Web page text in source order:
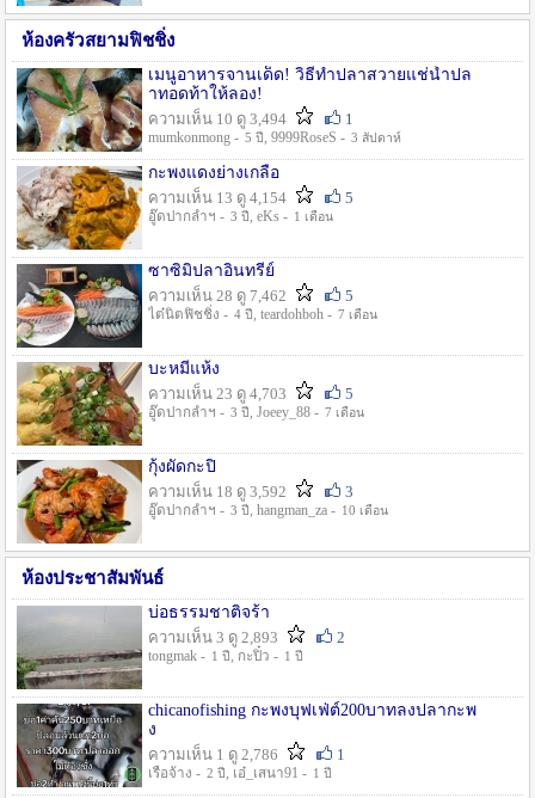
ห้องครัวสยามฟิชชิ่ง
เมนูอาหารจานเด็ด! วิธีทำปลาสวายแช่น้ำปล
าทอดท้าให้ลอง!
ความเห็น 10 ดู 3,494
1
mumkonmong - 5 ปี , 9999RoseS - 3 สัปดาห์
กะพงแดงย่างเกลือ
ความเห็น 13 ดู 4,154
5
อู๊ดปากลำฯ - 3 ปี , eKs - 1 เดือน
ซาซิมิปลาอินทรีย์
ความเห็น 28 ดู 7,462
5
ไต๋นิตฟิชชิ่ง - 4 ปี , teardohboh - 7 เดือน
บะหมี่แห้ง
ความเห็น 23 ดู 4,703
5
อู๊ดปากลำฯ - 3 ปี , Joeey_88 - 7 เดือน
กุ้งผัดกะปิ
ความเห็น 18 ดู 3,592
3
อู๊ดปากลำฯ - 3 ปี , hangman_za - 10 เดือน
ห้องประชาสัมพันธ์
บ่อธรรมชาติจร้า
ความเห็น 3 ดู 2,893
2
tongmak - 1 ปี , กะปิ๋ว - 1 ปี
chicanofishing กะพงบุฟเฟ่ต์200บาทลงปลากะพ
ง
ความเห็น 1 ดู 2,786
1
เรือจ้าง - 2 ปี , เอ๋_เสนา91 - 1 ปี